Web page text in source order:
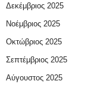
Δεκέμβριος 2025
Νοέμβριος 2025
Οκτώβριος 2025
Σεπτέμβριος 2025
Αύγουστος 2025